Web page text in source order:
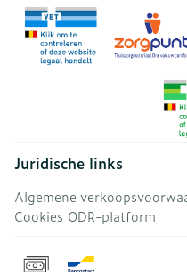
Juridische links
Algemene
Cookies ODR-platform